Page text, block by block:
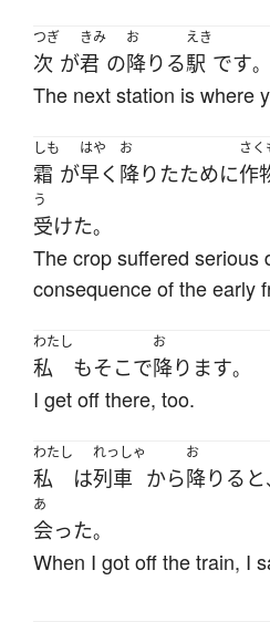
つぎ
次 が
きみ
君 の
お
降りる
えき
駅 です。
The next station is where
しも
霜 が
はや
早く
お
降りたために
さく
作
う
受けた。
The crop suffered serious
consequence of the early
わたし
私 もそこで
お
降ります。
I get off there, too.
わたし
私 は
れっしゃ
列車 から
お
降りる と、
あ
会った。
When I got off the train, I